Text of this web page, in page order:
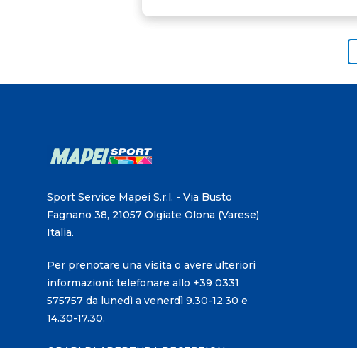
Sport Service Mapei S.r.l. - Via Busto
Fagnano 38, 21057 Olgiate Olona (Varese)
Italia.
Per prenotare una visita o avere ulteriori
informazioni: telefonare allo +39 0331
575757 da lunedì a venerdì 9.30-12.30 e
14.30-17.30.